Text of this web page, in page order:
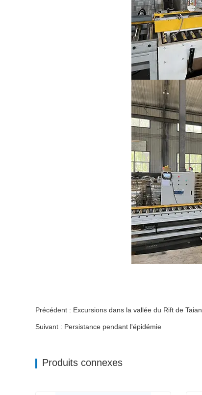
Précédent : Excursions dans la vallée du Rift de Taian
Suivant : Persistance pendant l'épidémie
Produits connexes